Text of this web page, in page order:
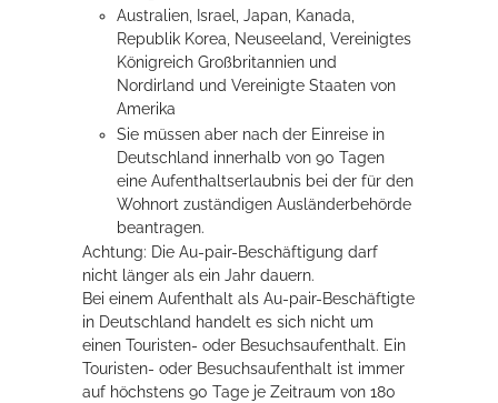
Erleben in Hockenheim
Spaß unter prickelnden Wasserfällen, das rauschende Meer im
Wellenbecken oder doch lieber die pure Entspannung auf der
Sprudelliege im Solebecken?
Australien, Israel, Japan, Kanada,
Republik Korea, Neuseeland, Vereinigtes
Königreich Großbritannien und
Nordirland und Vereinigte Staaten von
Amerika
Sie müssen aber nach der Einreise in
Deutschland innerhalb von 90 Tagen
eine Aufenthaltserlaubnis bei der für den
Wohnort zuständigen Ausländerbehörde
beantragen.
Achtung: Die Au-pair-Beschäftigung darf
nicht länger als ein Jahr dauern.
Bei einem Aufenthalt als Au-pair-Beschäftigte
in Deutschland handelt es sich nicht um
einen Touristen- oder Besuchsaufenthalt. Ein
Touristen- oder Besuchsaufenthalt ist immer
auf höchstens 90 Tage je Zeitraum von 180